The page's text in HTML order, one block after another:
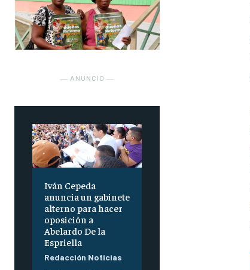
― ANUNCIO ―
Iván Cepeda
anuncia un gabinete
alterno para hacer
oposición a
Abelardo De la
Espriella
Redacción Noticias